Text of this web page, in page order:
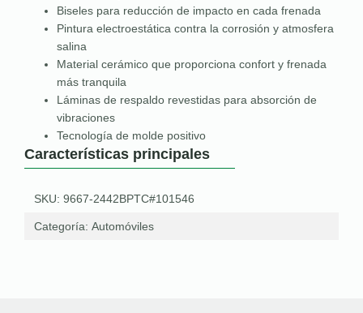
Biseles para reducción de impacto en cada frenada
Pintura electroestática contra la corrosión y atmosfera
salina
Material cerámico que proporciona confort y frenada
más tranquila
Láminas de respaldo revestidas para absorción de
vibraciones
Tecnología de molde positivo
Características principales
SKU: 9667-2442BPTC#101546
Categoría: Automóviles